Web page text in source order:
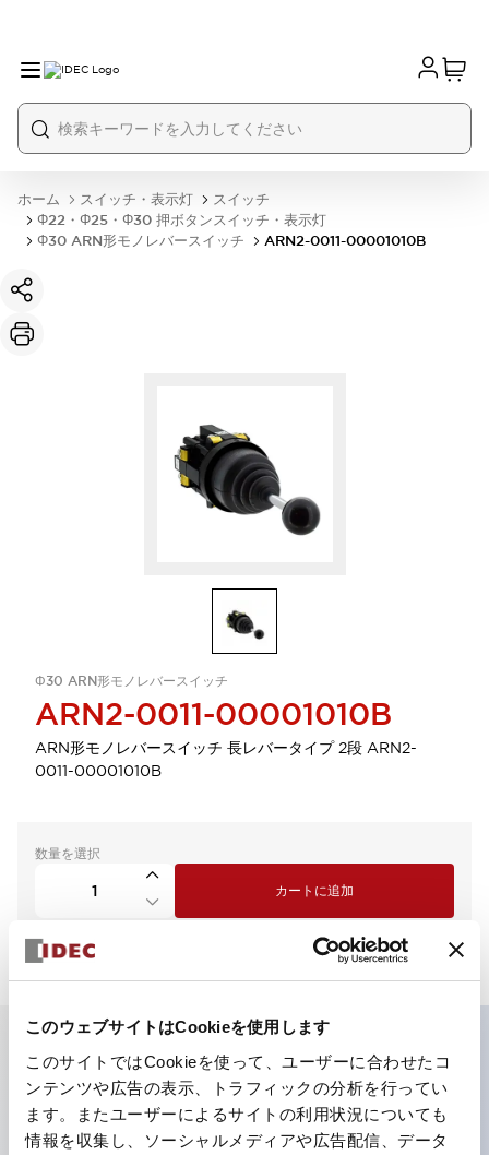
このウェブサイトはCookieを使用します
このサイトではCookieを使って、ユーザーに合わせたコ
ンテンツや広告の表示、トラフィックの分析を行ってい
ます。またユーザーによるサイトの利用状況についても
情報を収集し、ソーシャルメディアや広告配信、データ
ホーム スイッチ・表示灯
スイッチ
Φ22・Φ25・Φ30 押ボタンスイッチ・表示灯
Φ30 ARN形モノレバースイッチ
ARN2-0011-00001010B
Φ30 ARN形モノレバースイッチ
ARN2-0011-00001010B
ARN形モノレバースイッチ 長レバータイプ 2段 ARN2-
0011-00001010B
数量を選択
カートに追加
主な特長
工作機械や産業機械を上下左右に頻繁に方向転換させると